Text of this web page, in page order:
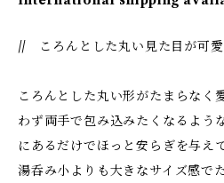
// ころんとした丸い見た目が可
ころんとした丸い形がたまらなく
わず両手で包み込みたくなるよう
にあるだけでほっと安らぎを与え
湯呑み小よりも大きなサイズ感で